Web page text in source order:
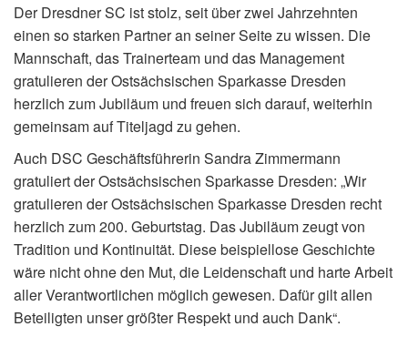
Der Dresdner SC ist stolz, seit über zwei Jahrzehnten
einen so starken Partner an seiner Seite zu wissen. Die
Mannschaft, das Trainerteam und das Management
gratulieren der Ostsächsischen Sparkasse Dresden
herzlich zum Jubiläum und freuen sich darauf, weiterhin
gemeinsam auf Titeljagd zu gehen.
Auch DSC Geschäftsführerin Sandra Zimmermann
gratuliert der Ostsächsischen Sparkasse Dresden: „Wir
gratulieren der Ostsächsischen Sparkasse Dresden recht
herzlich zum 200. Geburtstag. Das Jubiläum zeugt von
Tradition und Kontinuität. Diese beispiellose Geschichte
wäre nicht ohne den Mut, die Leidenschaft und harte Arbeit
aller Verantwortlichen möglich gewesen. Dafür gilt allen
Beteiligten unser größter Respekt und auch Dank“.